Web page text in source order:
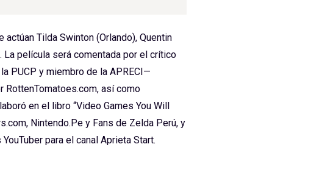
Tilda Swinton (Orlando), Quentin
La película será comentada por el crítico
PUCP y miembro de la APRECI—
RottenTomatoes.com, así como
en el libro “Video Games You Will
Nintendo.Pe y Fans de Zelda Perú, y
para el canal Aprieta Start.